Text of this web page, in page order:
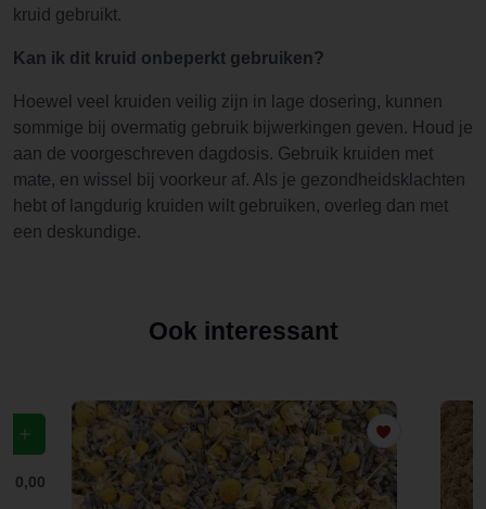
kruid gebruikt.
Kan ik dit kruid onbeperkt gebruiken?
Hoewel veel kruiden veilig zijn in lage dosering, kunnen
sommige bij overmatig gebruik bijwerkingen geven. Houd je
aan de voorgeschreven dagdosis. Gebruik kruiden met
mate, en wissel bij voorkeur af. Als je gezondheidsklachten
hebt of langdurig kruiden wilt gebruiken, overleg dan met
een deskundige.
Ook interessant
€ 0,00